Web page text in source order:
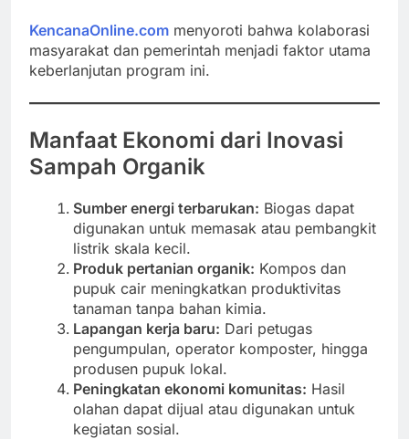
KencanaOnline.com menyoroti bahwa kolaborasi
masyarakat dan pemerintah menjadi faktor utama
keberlanjutan program ini.
Manfaat Ekonomi dari Inovasi
Sampah Organik
Sumber energi terbarukan: Biogas dapat
digunakan untuk memasak atau pembangkit
listrik skala kecil.
Produk pertanian organik: Kompos dan
pupuk cair meningkatkan produktivitas
tanaman tanpa bahan kimia.
Lapangan kerja baru: Dari petugas
pengumpulan, operator komposter, hingga
produsen pupuk lokal.
Peningkatan ekonomi komunitas: Hasil
olahan dapat dijual atau digunakan untuk
kegiatan sosial.